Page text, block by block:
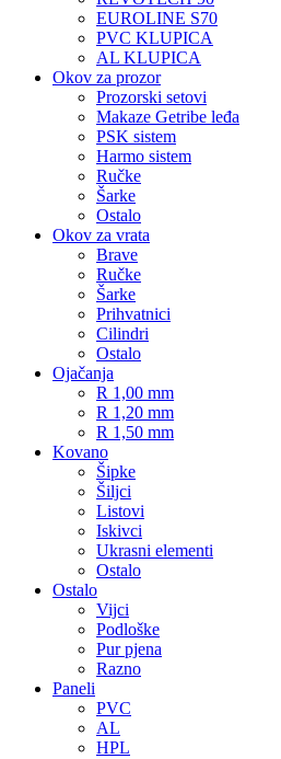
EUROLINE S70
PVC KLUPICA
AL KLUPICA
Okov za prozor
Prozorski setovi
Makaze Getribe leđa
PSK sistem
Harmo sistem
Ručke
Šarke
Ostalo
Okov za vrata
Brave
Ručke
Šarke
Prihvatnici
Cilindri
Ostalo
Ojačanja
R 1,00 mm
R 1,20 mm
R 1,50 mm
Kovano
Šipke
Šiljci
Listovi
Iskivci
Ukrasni elementi
Ostalo
Ostalo
Vijci
Podloške
Pur pjena
Razno
Paneli
PVC
AL
HPL